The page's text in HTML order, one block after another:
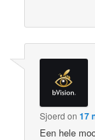
Sjoerd on17
Een hele